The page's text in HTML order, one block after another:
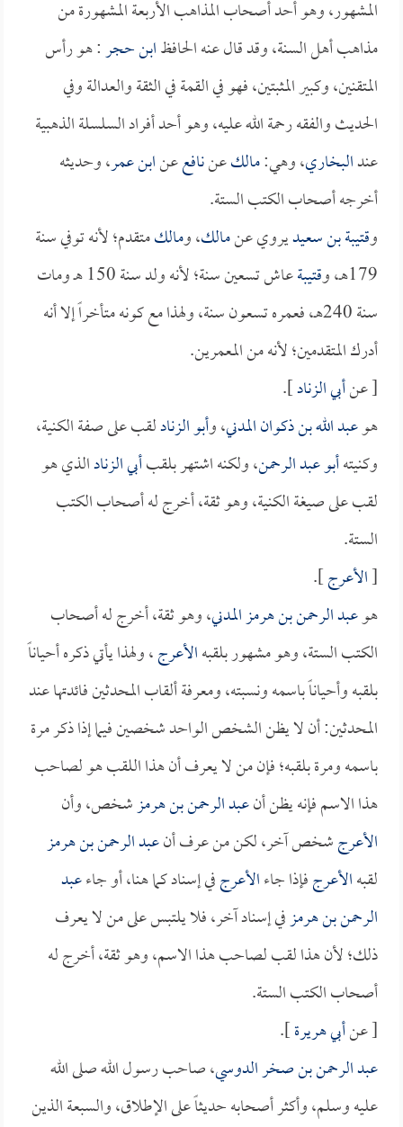
المشهور، وهو أحد أصحاب المذاهب الأربعة المشهورة من
مذاهب أهل السنة، وقد قال عنه الحافظابن حجر: هو رأس
المتقنين، وكبير المثبتين، فهو في القمة في الثقة والعدالة وفي
الحديث والفقه رحمة الله عليه، وهو أحد أفراد السلسلة الذهبية
عندالبخاري، وهي:مالكعننافععنابن عمر، وحديثه
أخرجه أصحاب الكتب الستة.
وقتيبة بن سعيديروي عنمالك، ومالكمتقدم؛ لأنه توفي سنة
179هـ، و
قتيبة
عاش تسعين سنة؛ لأنه ولد سنة 150 هـ ومات
سنة 240هـ، فعمره تسعون سنة، ولهذا مع كونه متأخراً إلا أنه
أدرك المتقدمين؛ لأنه من المعمرين.
[ عنأبي الزناد].
هوعبد الله بن ذكوان المدني، وأبو الزنادلقب على صفة الكنية،
وكنيتهأبو عبد الرحمن، ولكنه اشتهر بلقبأبي الزنادالذي هو
لقب على صيغة الكنية، وهو ثقة، أخرج له أصحاب الكتب
الستة.
[الأعرج].
هوعبد الرحمن بن هرمز المدني، وهو ثقة، أخرج له أصحاب
الكتب الستة، وهو مشهور بلقبهالأعرج، ولهذا يأتي ذكره أحياناً
بلقبه وأحياناً باسمه ونسبته، ومعرفة ألقاب المحدثين فائدتها عند
المحدثين: أن لا يظن الشخص الواحد شخصين فيما إذا ذكر مرة
باسمه ومرة بلقبه؛ فإن من لا يعرف أن هذا اللقب هو لصاحب
هذا الاسم فإنه يظن أنعبد الرحمن بن هرمزشخص، وأن
الأعرجشخص آخر، لكن من عرف أنعبد الرحمن بن هرمز
لقبهالأعرجفإذا جاءالأعرجفي إسناد كما هنا، أو جاءعبد
الرحمن بن هرمزفي إسناد آخر، فلا يلتبس على من لا يعرف
ذلك؛ لأن هذا لقب لصاحب هذا الاسم، وهو ثقة، أخرج له
أصحاب الكتب الستة.
[ عنأبي هريرة].
عبد الرحمن بن صخر الدوسي، صاحب رسول الله صلى الله
عليه وسلم، وأكثر أصحابه حديثاً على الإطلاق، والسبعة الذين